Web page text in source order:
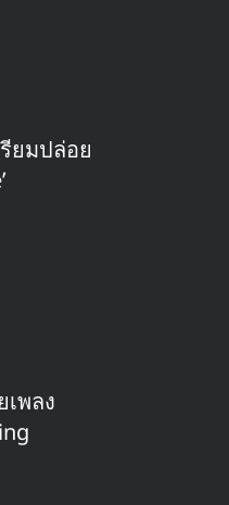
ยมปล่อย
พลง